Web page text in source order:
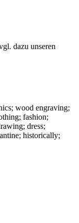
dazu unseren
wood engraving;
fashion;
dress;
historically;